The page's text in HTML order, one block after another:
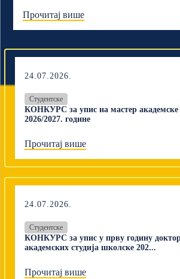
Прочитај више
24.07.2026.
Студентске
КОНКУРС за упис на мастер академске
2026/2027. године
Прочитај више
24.07.2026.
Студентске
КОНКУРС за упис у прву годину
академских студија школске 202...
Прочитај више